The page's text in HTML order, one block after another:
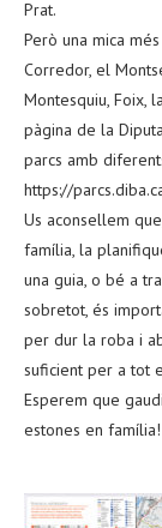
Prat.
Però una mica
Corredor, el
Montesquiu, Foix,
pàgina de la
parcs amb
https://
Us aconsellem
família, la
una guia, o bé a
sobretot, és
per dur la roba i
suficient per a tot
Esperem que
estones en família!